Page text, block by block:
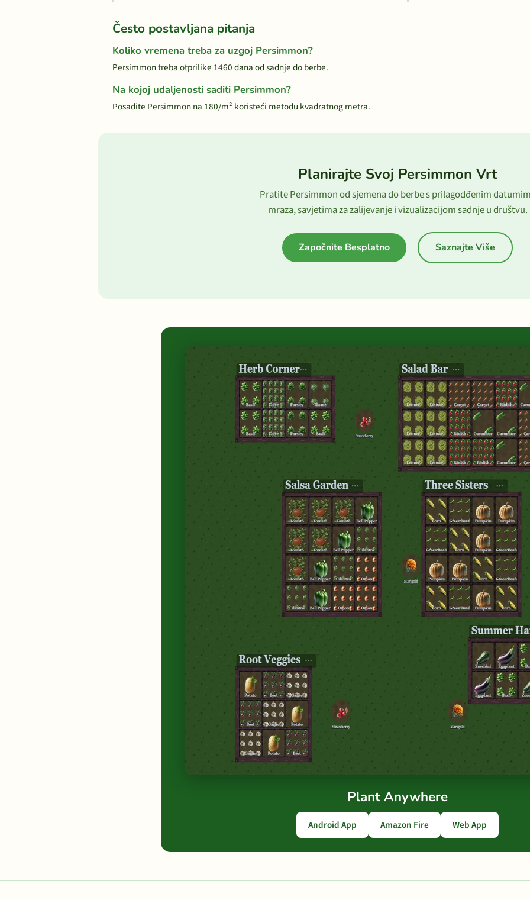
Često postavljana pitanja
Koliko vremena treba za uzgoj Persimmon?
Persimmon treba otprilike 1460 dana od sadnje do berbe.
Na kojoj udaljenosti saditi Persimmon?
Posadite Persimmon na 180/m² koristeći metodu kvadratnog metra.
Planirajte Svoj Persimmon Vrt
Pratite Persimmon od sjemena do berbe s prilagodđenim
mraza, savjetima za zalijevanje i vizualizacijom sadnje u društvu.
Započnite Besplatno Saznajte Više
Plant Anywhere
Android App Amazon Fire Web App